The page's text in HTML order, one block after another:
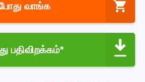
வாங்க
பதிவிறக்கம்*